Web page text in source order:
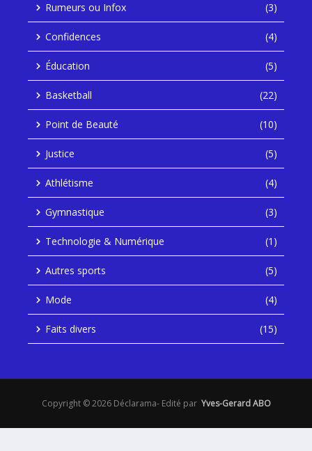
Rumeurs ou Infox (3)
Confidences (4)
Éducation (5)
Basketball (22)
Point de Beauté (10)
Justice (5)
Athlétisme (4)
Gymnastique (3)
Technologie & Numérique (1)
Autres sports (5)
Mode (4)
Faits divers (15)
Copyright © 2026 Déclarama- Edité par Yves-Gerard ABO